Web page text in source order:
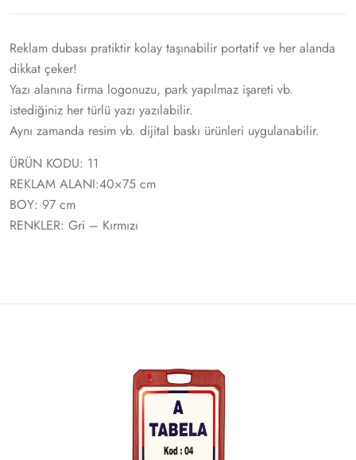
Reklam dubası pratiktir kolay taşınabilir portatif ve her alanda
dikkat çeker!
Yazı alanına firma logonuzu, park yapılmaz işareti vb.
istediğiniz her türlü yazı yazılabilir.
Aynı zamanda resim vb. dijital baskı ürünleri uygulanabilir.
ÜRÜN KODU: 11
REKLAM ALANI:40×75 cm
BOY: 97 cm
RENKLER: Gri – Kırmızı